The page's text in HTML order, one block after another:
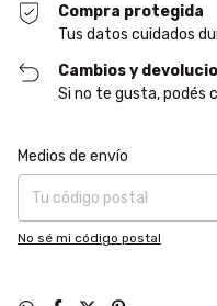
Compra protegida
Tus datos cuidados
Cambios y
Si no te gusta, podés
Entregas para el CP:
Medios de envío
No sé mi código postal